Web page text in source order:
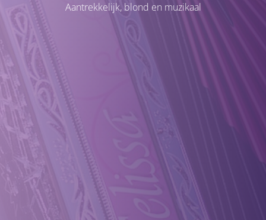
Aantrekkelijk, blond en muzikaal